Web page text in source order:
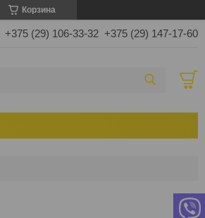
Корзина
+375 (29) 106-33-32 +375 (29) 147-17-60